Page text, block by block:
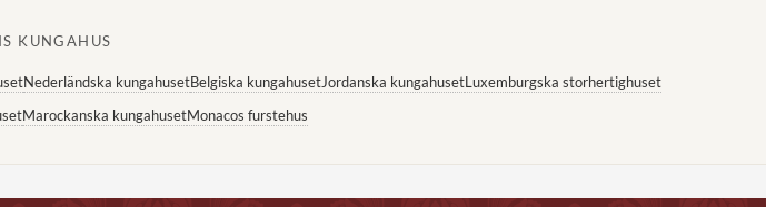
KUNGAHUS
Nederländska kungahusetBelgiska kungahusetJordanska kungahusetLuxemburgska storhertighuset
Marockanska kungahusetMonacos furstehus